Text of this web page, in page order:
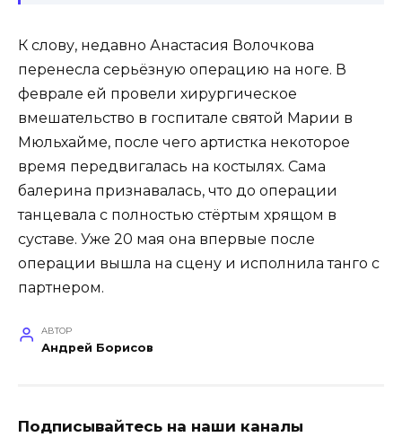
К слову, недавно Анастасия Волочкова
перенесла серьёзную операцию на ноге. В
феврале ей провели хирургическое
вмешательство в госпитале святой Марии в
Мюльхайме, после чего артистка некоторое
время передвигалась на костылях. Сама
балерина признавалась, что до операции
танцевала с полностью стёртым хрящом в
суставе. Уже 20 мая она впервые после
операции вышла на сцену и исполнила танго с
партнером.
АВТОР
Андрей Борисов
Подписывайтесь на наши каналы